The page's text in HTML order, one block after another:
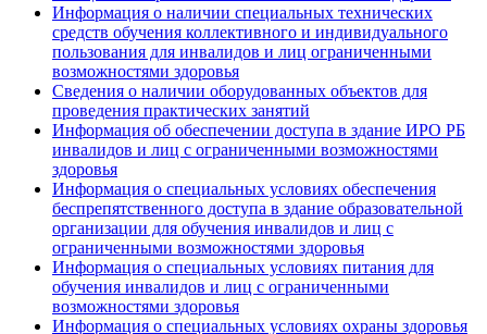
Информация о наличии специальных технических
средств обучения коллективного и индивидуального
пользования для инвалидов и лиц ограниченными
возможностями здоровья
Сведения о наличии оборудованных объектов для
проведения практических занятий
Информация об обеспечении доступа в здание ИРО РБ
инвалидов и лиц с ограниченными возможностями
здоровья
Информация о специальных условиях обеспечения
беспрепятственного доступа в здание образовательной
организации для обучения инвалидов и лиц с
ограниченными возможностями здоровья
Информация о специальных условиях питания для
обучения инвалидов и лиц с ограниченными
возможностями здоровья
Информация о специальных условиях охраны здоровья